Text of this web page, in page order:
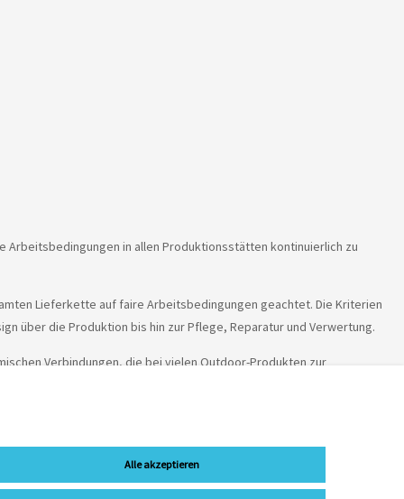
Arbeitsbedingungen in allen Produktionsstätten kontinuierlich zu
Lieferkette auf faire Arbeitsbedingungen geachtet. Die Kriterien
über die Produktion bis hin zur Pflege, Reparatur und Verwertung.
Verbindungen, die bei vielen Outdoor-Produkten zur
und Ladenpreise werden teilweise durch unterschiedliche
Alle akzeptieren